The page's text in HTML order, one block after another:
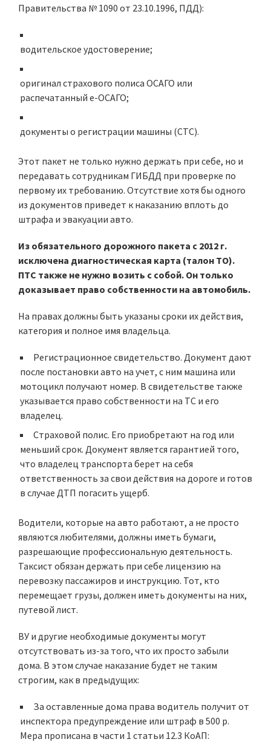
Правительства № 1090 от 23.10.1996, ПДД):
водительское удостоверение;
оригинал страхового полиса ОСАГО или
распечатанный e-ОСАГО;
документы о регистрации машины (СТС).
Этот пакет не только нужно держать при себе, но и
передавать сотрудникам ГИБДД при проверке по
первому их требованию. Отсутствие хотя бы одного
из документов приведет к наказанию вплоть до
штрафа и эвакуации авто.
Из обязательного дорожного пакета с 2012 г.
исключена диагностическая карта (талон ТО).
ПТС также не нужно возить с собой. Он только
доказывает право собственности на автомобиль.
На правах должны быть указаны сроки их действия,
категория и полное имя владельца.
Регистрационное свидетельство. Документ дают
после постановки авто на учет, с ним машина или
мотоцикл получают номер. В свидетельстве также
указывается право собственности на ТС и его
владелец.
Страховой полис. Его приобретают на год или
меньший срок. Документ является гарантией того,
что владелец транспорта берет на себя
ответственность за свои действия на дороге и готов
в случае ДТП погасить ущерб.
Водители, которые на авто работают, а не просто
являются любителями, должны иметь бумаги,
разрешающие профессиональную деятельность.
Таксист обязан держать при себе лицензию на
перевозку пассажиров и инструкцию. Тот, кто
перемещает грузы, должен иметь документы на них,
путевой лист.
ВУ и другие необходимые документы могут
отсутствовать из-за того, что их просто забыли
дома. В этом случае наказание будет не таким
строгим, как в предыдущих:
За оставленные дома права водитель получит от
инспектора предупреждение или штраф в 500 р.
Мера прописана в части 1 статьи 12.3 КоАП: